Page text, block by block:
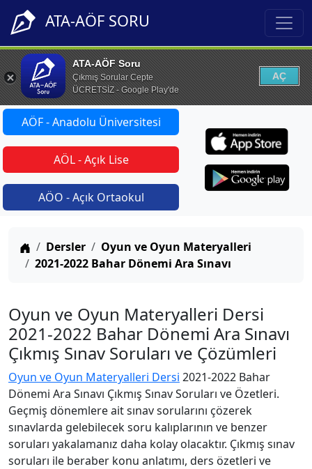
ATA-AÖF SORU
ATA-AÖF Soru
Çıkmış Sorular Cepte
ÜCRETSİZ - Google Play'de
AÇ
AÖF - Anadolu Üniversitesi
AÖL - Açık Lise
AÖO - Açık Ortaokul
Anasayfa
Dersler
Oyun ve Oyun Materyalleri
2021-2022 Bahar Dönemi Ara Sınavı
Oyun ve Oyun Materyalleri Dersi
2021-2022 Bahar Dönemi Ara Sınavı
Çıkmış Sınav Soruları ve Çözümleri
Oyun ve Oyun Materyalleri Dersi 2021-2022 Bahar
Dönemi Ara Sınavı Çıkmış Sınav Soruları ve Özetleri.
Geçmiş dönemlere ait sınav sorularını çözerek
sınavlarda gelebilecek soru kalıplarının ve benzer
soruları yakalamanız daha kolay olacaktır. Çıkmış sınav
soruları ile beraber konu anlatımı, ders özetleri ve